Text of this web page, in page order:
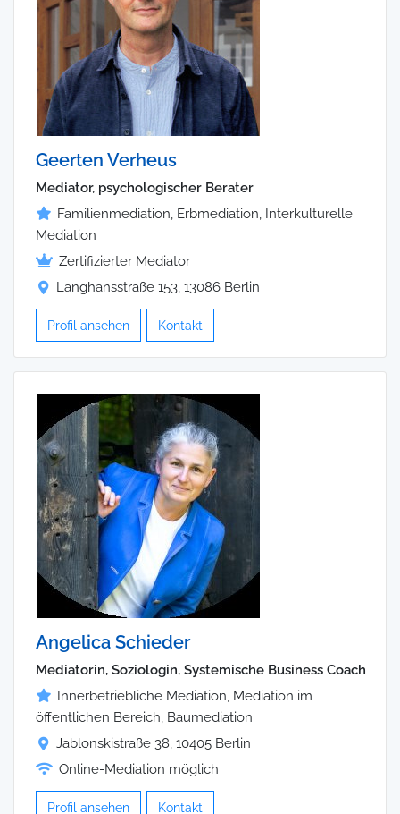
Geerten Verheus
Mediator, psychologischer Berater
Familienmediation, Erbmediation, Interkulturelle
Mediation
Zertifizierter Mediator
Langhansstraße 153, 13086 Berlin
Profil ansehen Kontakt
Angelica Schieder
Mediatorin, Soziologin, Systemische Business Coach
Innerbetriebliche Mediation, Mediation im
öffentlichen Bereich, Baumediation
Jablonskistraße 38, 10405 Berlin
Online-Mediation möglich
Profil ansehen Kontakt